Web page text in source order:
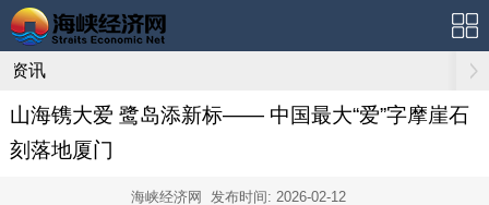
资讯
山海镌大爱 鹭岛添新标—— 中国最大“爱”字摩崖石
刻落地厦门
海峡经济网 发布时间: 2026-02-12